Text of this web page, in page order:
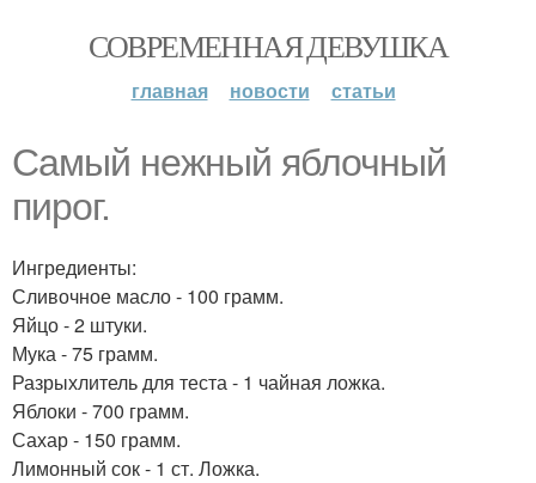
СОВРЕМЕННАЯ ДЕВУШКА
главная новости статьи
Самый нежный яблочный
пирог.
Ингредиенты:
Сливочное масло - 100 грамм.
Яйцо - 2 штуки.
Мука - 75 грамм.
Разрыхлитель для теста - 1 чайная ложка.
Яблоки - 700 грамм.
Сахар - 150 грамм.
Лимонный сок - 1 ст. Ложка.